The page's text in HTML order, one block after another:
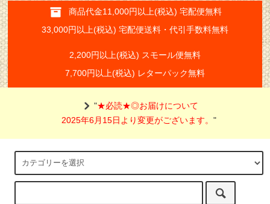
商品代金11,000円以上(税込) 宅配便無料
33,000円以上(税込) 宅配便送料・代引手数料無料
2,200円以上(税込) スモール便無料
7,700円以上(税込) レターパック無料
"★必読★◎お届けについて
2025年6月15日より変更がございます。"